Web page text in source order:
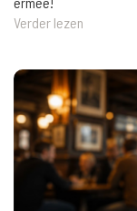
Verder lezen